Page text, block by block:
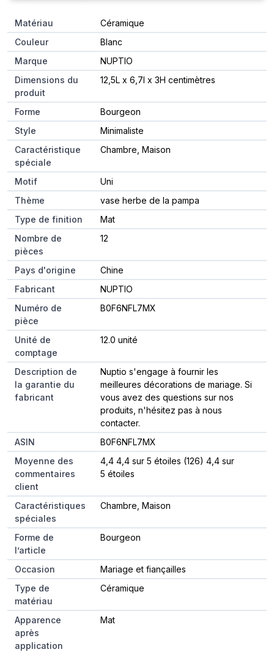
Matériau
Céramique
Couleur
Blanc
Marque
NUPTIO
Dimensions du
produit
12,5L x 6,7l x 3H centimètres
Forme
Bourgeon
Style
Minimaliste
Caractéristique
spéciale
Chambre, Maison
Motif
Uni
Thème
vase herbe de la pampa
Type de finition
Mat
Nombre de
pièces
12
Pays d'origine
Chine
Fabricant
NUPTIO
Numéro de
pièce
B0F6NFL7MX
Unité de
comptage
12.0 unité
Description de
la garantie du
fabricant
Nuptio s'engage à fournir les
meilleures décorations de mariage. Si
vous avez des questions sur nos
produits, n'hésitez pas à nous
contacter.
ASIN
B0F6NFL7MX
Moyenne des
commentaires
client
4,4 4,4 sur 5 étoiles (126) 4,4 sur
5 étoiles
Caractéristiques
spéciales
Chambre, Maison
Forme de
l’article
Bourgeon
Occasion
Mariage et fiançailles
Type de
matériau
Céramique
Apparence
après
application
Mat